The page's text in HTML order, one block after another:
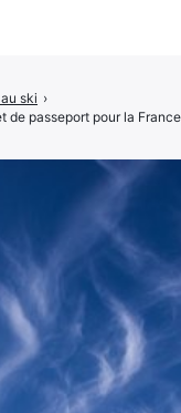
ski ›
de passeport pour la France